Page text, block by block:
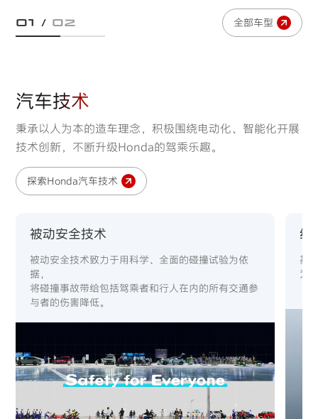
01 / 02 全部车型
汽车技术
秉承以人为本的造车理念，积极围绕电动化、智能化开展
技术创新，不断升级Honda的驾乘乐趣。
探索Honda汽车技术
被动安全技术
被动安全技术致力于用科学、全面的碰撞试验为依
据，
将碰撞事故带给包括驾乘者和行人在内的所有交通参
与者的伤害降低。
纯
基
为